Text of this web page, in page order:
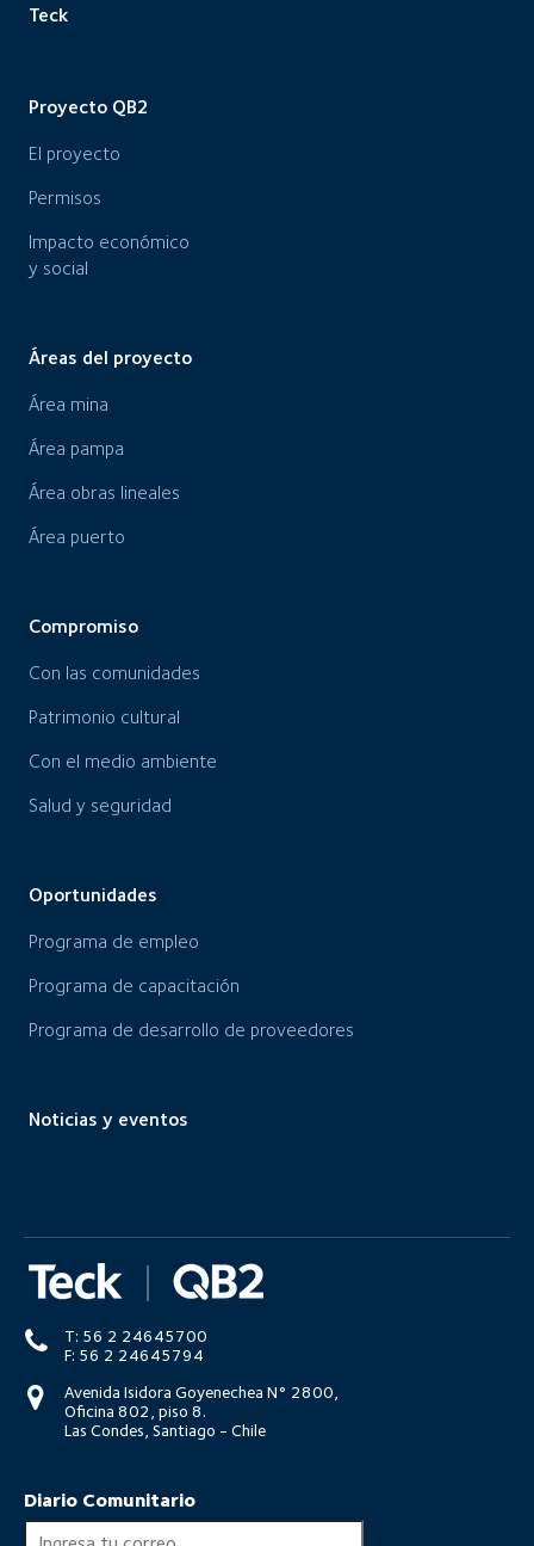
Teck
Proyecto QB2
El proyecto
Permisos
Impacto económico
y social
Áreas del proyecto
Área mina
Área pampa
Área obras lineales
Área puerto
Compromiso
Con las comunidades
Patrimonio cultural
Con el medio ambiente
Salud y seguridad
Oportunidades
Programa de empleo
Programa de capacitación
Programa de desarrollo de proveedores
Noticias y eventos
T: 56 2 24645700
F: 56 2 24645794
Avenida Isidora Goyenechea N° 2800,
Oficina 802, piso 8.
Las Condes, Santiago - Chile
Diario Comunitario